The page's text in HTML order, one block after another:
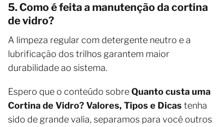
5. Como é feita a manutenção da cortina
de vidro?
A limpeza regular com detergente neutro e a
lubrificação dos trilhos garantem maior
durabilidade ao sistema.
Espero que o conteúdo sobreQuanto custa uma
Cortina de Vidro? Valores, Tipos e Dicas tenha
sido de grande valia, separamos para você outros